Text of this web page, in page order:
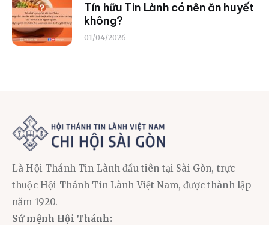
Tín hữu Tin Lành có nên ăn huyết
không?
01/04/2026
Là Hội Thánh Tin Lành đầu tiên tại Sài Gòn, trực
thuộc Hội Thánh Tin Lành Việt Nam, được thành lập
năm 1920.
Sứ mệnh Hội Thánh: